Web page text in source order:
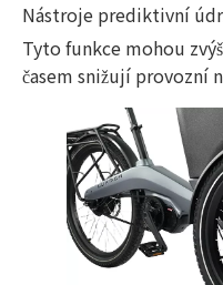
Nástroje prediktivní
Tyto funkce mohou
časem snižují provozní